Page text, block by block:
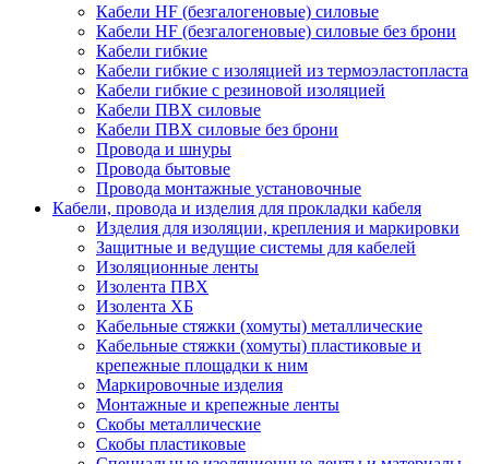
Кабели HF (безгалогеновые) силовые
Кабели HF (безгалогеновые) силовые без брони
Кабели гибкие
Кабели гибкие с изоляцией из термоэластопласта
Кабели гибкие с резиновой изоляцией
Кабели ПВХ силовые
Кабели ПВХ силовые без брони
Провода и шнуры
Провода бытовые
Провода монтажные установочные
Кабели, провода и изделия для прокладки кабеля
Изделия для изоляции, крепления и маркировки
Защитные и ведущие системы для кабелей
Изоляционные ленты
Изолента ПВХ
Изолента ХБ
Кабельные стяжки (хомуты) металлические
Кабельные стяжки (хомуты) пластиковые и
крепежные площадки к ним
Маркировочные изделия
Монтажные и крепежные ленты
Скобы металлические
Скобы пластиковые